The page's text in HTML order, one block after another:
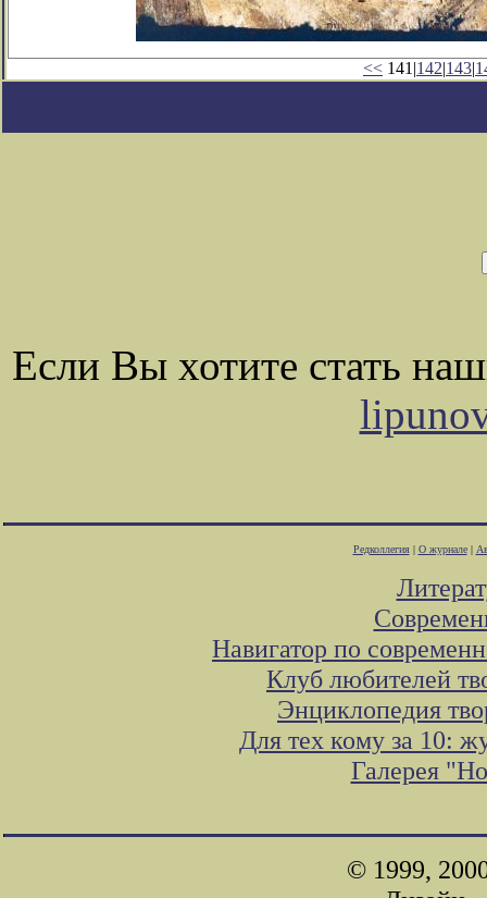
<< 141|142|143|
Если Вы хотите стать
Редколлегия| О журнале|
Навигатор по
Клуб любителей
Энциклопедия
Для тех кому за 10:
Галерея
© 1999,